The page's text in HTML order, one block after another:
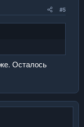
#5
Осталось